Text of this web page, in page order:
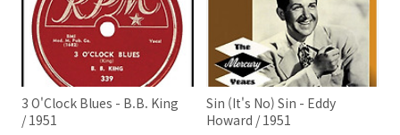
3 O'Clock Blues - B.B. King
/ 1951
Sin (It's No) Sin - Eddy
Howard / 1951